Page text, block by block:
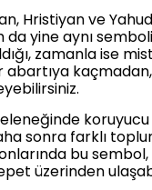
Hristiyan ve
da yine aynı
zamanla ise
sonra farklı
bu
üzerinden